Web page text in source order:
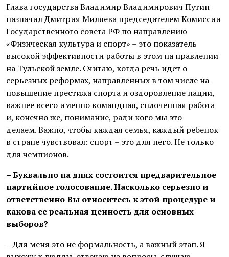
Глава государства Владимир Владимирович Путин
назначил Дмитрия Миляева председателем Комиссии
Государственного совета РФ по направлению
«Физическая культура и спорт» – это показатель
высокой эффективности работы в этом на правлении
на Тульской земле. Считаю, когда речь идет о
серьезных реформах, направленных в том числе на
повышение престижа спорта и оздоровление нации,
важнее всего именно командная, сплоченная работа
и, конечно же, понимание, ради кого мы это
делаем. Важно, чтобы каждая семья, каждый ребенок
в стране чувствовал: спорт – это для него. Не только
для чемпионов.
– Буквально на днях состоится предварительное
партийное голосование. Насколько серьезно и
ответственно Вы относитесь к этой процедуре и
какова ее реальная ценность для основных
выборов?
– Для меня это не формальность, а важный этап. Я